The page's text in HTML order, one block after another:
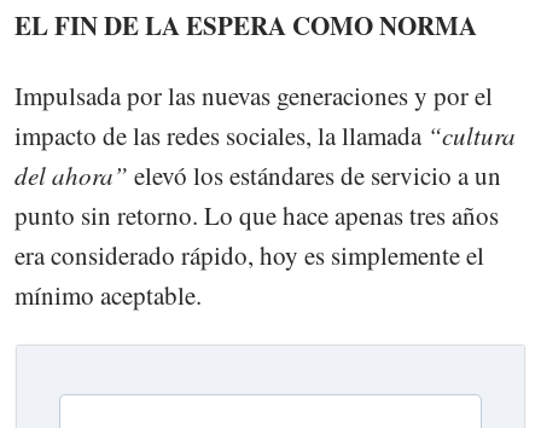
EL FIN DE LA ESPERA COMO NORMA
Impulsada por las nuevas generaciones y por el
impacto de las redes sociales, la llamada “cultura
del ahora” elevó los estándares de servicio a un
punto sin retorno. Lo que hace apenas tres años
era considerado rápido, hoy es simplemente el
mínimo aceptable.